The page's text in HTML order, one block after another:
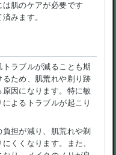
肌のケアが必要です
みます。
ラブルが減ることも期
ため、肌荒れや剃り跡
因になります。特に敏
よるトラブルが起こり
担が減り、肌荒れや剃
くくなります。また、